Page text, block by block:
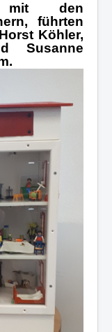
mit den
führten
Köhler,
Susanne